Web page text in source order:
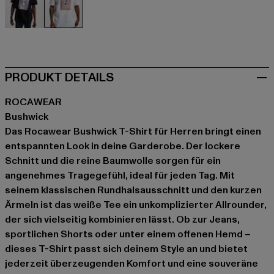
PRODUKT DETAILS
ROCAWEAR
Bushwick
Das Rocawear Bushwick T-Shirt für Herren bringt einen
entspannten Look in deine Garderobe. Der lockere
Schnitt und die reine Baumwolle sorgen für ein
angenehmes Tragegefühl, ideal für jeden Tag. Mit
seinem klassischen Rundhalsausschnitt und den kurzen
Ärmeln ist das weiße Tee ein unkomplizierter Allrounder,
der sich vielseitig kombinieren lässt. Ob zur Jeans,
sportlichen Shorts oder unter einem offenen Hemd –
dieses T-Shirt passt sich deinem Style an und bietet
jederzeit überzeugenden Komfort und eine souveräne